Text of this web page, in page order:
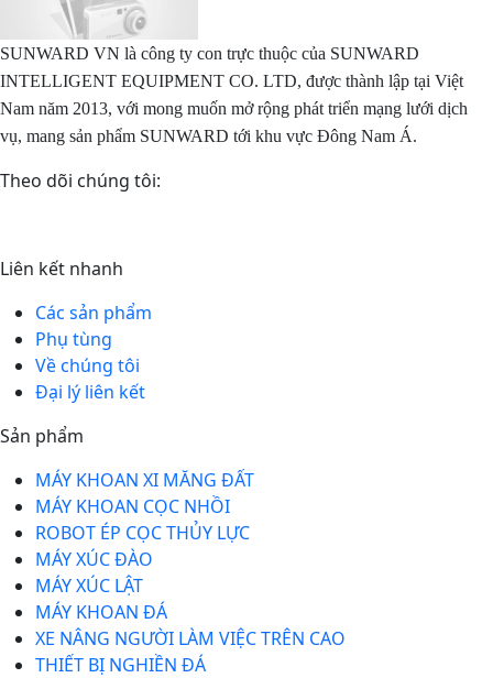
SUNWARD VN là công ty con trực thuộc của SUNWARD
INTELLIGENT EQUIPMENT CO. LTD, được thành lập tại Việt
Nam năm 2013, với mong muốn mở rộng phát triển mạng lưới dịch
vụ, mang sản phẩm SUNWARD tới khu vực Đông Nam Á.
Theo dõi chúng tôi:
Liên kết nhanh
Các sản phẩm
Phụ tùng
Về chúng tôi
Đại lý liên kết
Sản phẩm
MÁY KHOAN XI MĂNG ĐẤT
MÁY KHOAN CỌC NHỒI
ROBOT ÉP CỌC THỦY LỰC
MÁY XÚC ĐÀO
MÁY XÚC LẬT
MÁY KHOAN ĐÁ
XE NÂNG NGƯỜI LÀM VIỆC TRÊN CAO
THIẾT BỊ NGHIỀN ĐÁ